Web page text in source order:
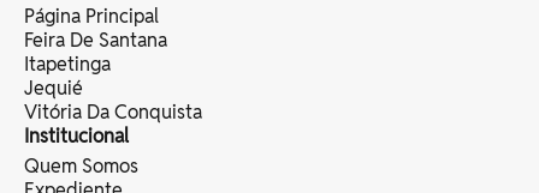
Página Principal
Feira De Santana
Itapetinga
Jequié
Vitória Da Conquista
Institucional
Quem Somos